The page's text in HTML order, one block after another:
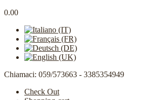
0.00
Chiamaci: 059/573663 - 3385354949
Check Out